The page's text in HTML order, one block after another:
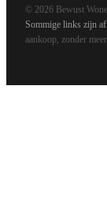
© 2026 Bewust
Sommige links zijn
aankoop, zonder